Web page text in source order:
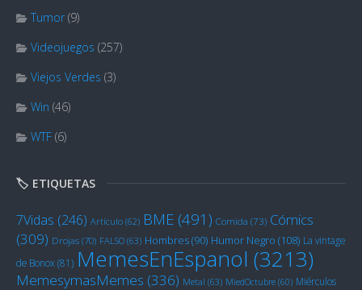
Tumor (9)
Videojuegos (257)
Viejos Verdes (3)
Win (46)
WTF (6)
🏷️ ETIQUETAS
7Vidas (246) Artículo (62) BME (491) Comida (73) Cómics
(309) Drojas (70) FALSO (63) Hombres(90) Humor Negro (108) La vintage
de Bonox(81) MemesEnEspanol (3213)
MemesymasMemes (336) Metal (63) MiedOctubre (60) Miérculos